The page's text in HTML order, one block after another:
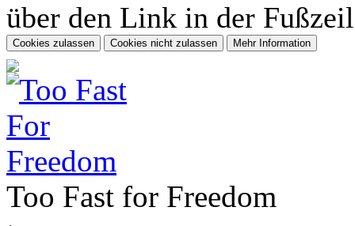
über den Link in der
Too Fast for Freedom